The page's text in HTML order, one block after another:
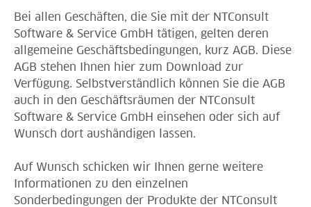
Bei allen Geschäften, die Sie mit der NTConsult
Software & Service GmbH tätigen, gelten deren
allgemeine Geschäftsbedingungen, kurz AGB. Diese
AGB stehen Ihnen hier zum Download zur
Verfügung. Selbstverständlich können Sie die AGB
auch in den Geschäftsräumen der NTConsult
Software & Service GmbH einsehen oder sich auf
Wunsch dort aushändigen lassen.
Auf Wunsch schicken wir Ihnen gerne weitere
Informationen zu den einzelnen
Sonderbedingungen der Produkte der NTConsult